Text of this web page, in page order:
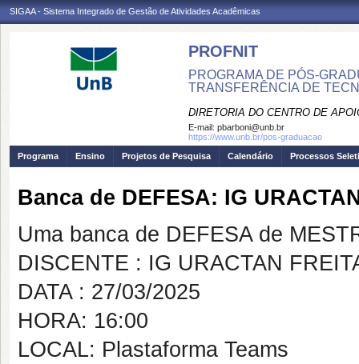
SIGAA - Sistema Integrado de Gestão de Atividades Acadêmicas
PROFNIT
PROGRAMA DE PÓS-
TRANSFERÊNCIA DE
DIRETORIA DO CENTRO DE
E-mail: pbarboni@unb.br
https://www.unb.br/pos-graduacao
Programa
Ensino Projetos de Pesquisa Calendário Processos
Banca de DEFESA: IG
Uma banca de DEFESA de
DISCENTE : IG URACTAN
DATA : 27/03/2025
HORA: 16:00
LOCAL: Plastaforma Teams